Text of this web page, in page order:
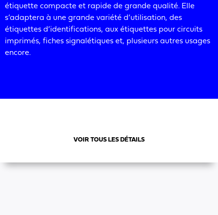
étiquette compacte et rapide de grande qualité. Elle
s’adaptera à une grande variété d’utilisation, des
étiquettes d’identifications, aux étiquettes pour circuits
imprimés, fiches signalétiques et, plusieurs autres usages
encore.
VOIR TOUS LES DÉTAILS